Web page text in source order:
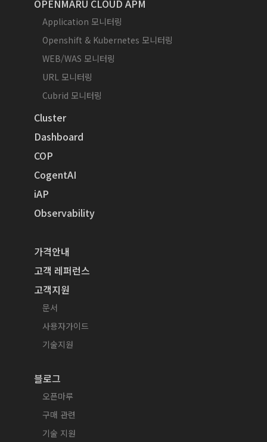
OPENMARU CLOUD APM
Application 모니터링
Openshift & Kubernetes 모니터링
WEB/WAS 모니터링
URL 모니터링
Cubrid 모니터링
Cluster
Dashboard
COP
CogentAI
iAP
Observability
가격안내
고객 레퍼런스
고객지원
문서
사용자가이드
기술지원
블로그
오픈마루
구매 관련
기술 지원